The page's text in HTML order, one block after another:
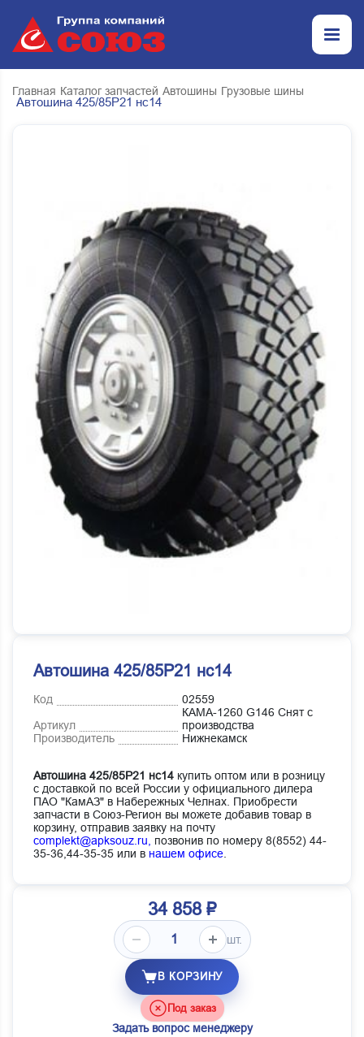
Главная Каталог запчастей Автошины Грузовые шины
Автошина 425/85Р21 нс14
Автошина 425/85Р21 нс14
Код
02559
Артикул
КАМА-1260 G146 Снят с
производства
Производитель
Нижнекамск
Автошина 425/85Р21 нс14 купить оптом или в розницу
с доставкой по всей России у официального дилера
ПАО "КамАЗ" в Набережных Челнах. Приобрести
запчасти в Союз-Регион вы можете добавив товар в
корзину, отправив заявку на почту
complekt@apksouz.ru, позвонив по номеру 8(8552) 44-
35-36,44-35-35 или в нашем офисе.
34 858 ₽
шт.
В КОРЗИНУ
Под заказ
Задать вопрос менеджеру